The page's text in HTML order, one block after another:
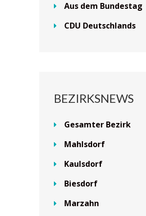
Aus dem Bundestag
CDU Deutschlands
BEZIRKSNEWS
Gesamter Bezirk
Mahlsdorf
Kaulsdorf
Biesdorf
Marzahn